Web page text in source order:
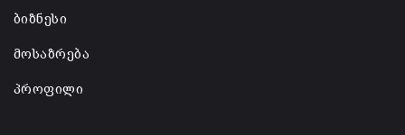
ბიზნესი
მოსაზრება
პროფილი